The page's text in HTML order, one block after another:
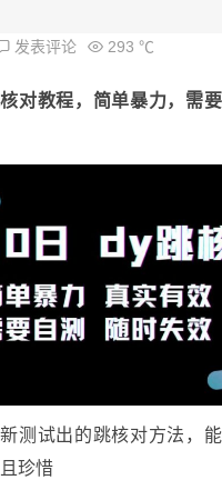
发表评论 293 ℃
对教程，简单暴力，需
测试出的跳核对方法，
珍惜